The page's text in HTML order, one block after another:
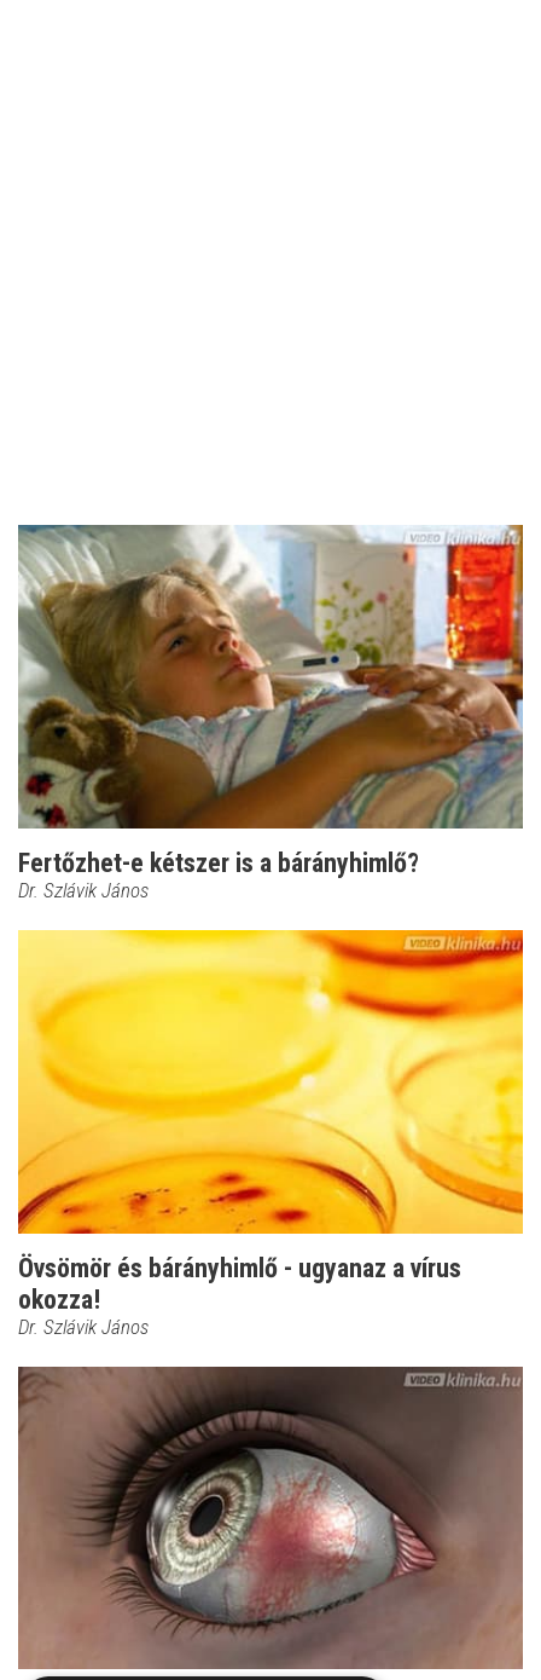
Fertőzhet-e kétszer is a bárányhimlő?
Dr. Szlávik János
Övsömör és bárányhimlő - ugyanaz a vírus
okozza!
Dr. Szlávik János